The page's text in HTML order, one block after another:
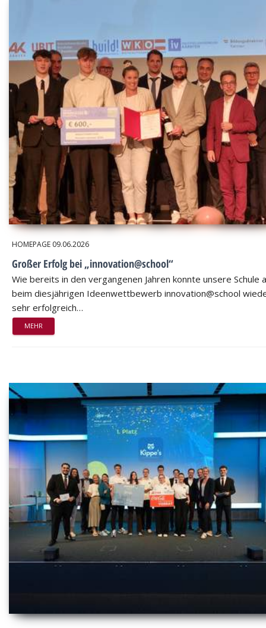
HOMEPAGE 09.06.2026
Großer Erfolg bei „innovation@school“
Wie bereits in den vergangenen Jahren konnte unsere Schule
beim diesjährigen Ideenwettbewerb innovation@school
sehr erfolgreich…
MEHR